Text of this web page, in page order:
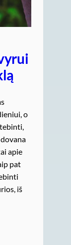
o
apie
pat
iš